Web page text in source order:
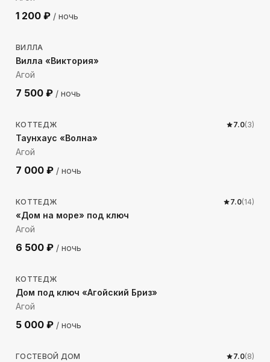
1 200 ₽ / ночь
1216 м до моря
ВИЛЛА
Вилла «Виктория»
Агой
7 500 ₽ / ночь
1010 м до моря
КОТТЕДЖ 7.0(3)
Таунхаус «Волна»
Агой
7 000 ₽ / ночь
407м до моря
КОТТЕДЖ 7.0(14)
«Дом на море» под ключ
Агой
6 500 ₽ / ночь
701м до моря
КОТТЕДЖ
Дом под ключ «Агойский Бриз»
Агой
5 000 ₽ / ночь
1046 м до моря
ГОСТЕВОЙ ДОМ 7.0(8)